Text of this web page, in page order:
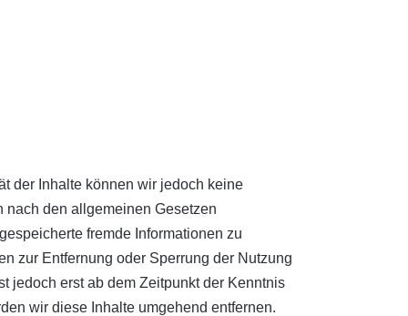
der Inhalte können wir jedoch keine
nach den allgemeinen Gesetzen
fremde Informationen zu
zur Entfernung oder Sperrung der Nutzung
jedoch erst ab dem Zeitpunkt der Kenntnis
wir diese Inhalte umgehend entfernen.